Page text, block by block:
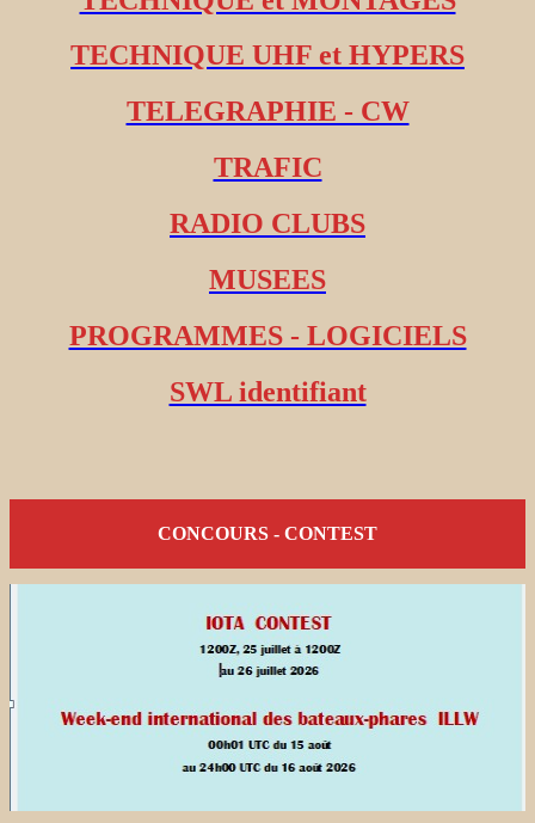
TECHNIQUE UHF et HYPERS
TELEGRAPHIE - CW
TRAFIC
RADIO CLUBS
MUSEES
PROGRAMMES - LOGICIELS
SWL identifiant
CONCOURS - CONTEST